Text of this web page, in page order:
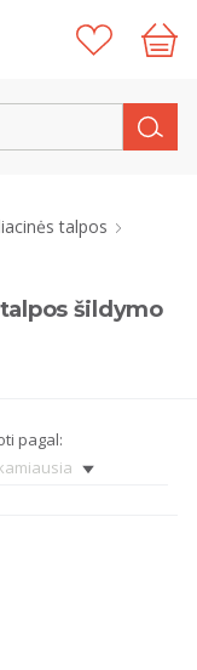
talpos
šildymo
pagal: